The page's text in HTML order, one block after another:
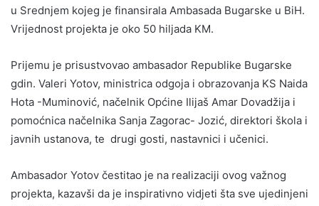
u Srednjem kojeg je finansirala Ambasada Bugarske u BiH.
Vrijednost projekta je oko 50 hiljada KM.
Prijemu je prisustvovao ambasador Republike Bugarske
gdin. Valeri Yotov, ministrica odgoja i obrazovanja KS Naida
Hota -Muminović, načelnik Općine Ilijaš Amar Dovadžija i
pomoćnica načelnika Sanja Zagorac- Jozić, direktori škola i
javnih ustanova, te drugi gosti, nastavnici i učenici.
Ambasador Yotov čestitao je na realizaciji ovog važnog
projekta, kazavši da je inspirativno vidjeti šta sve ujedinjeni